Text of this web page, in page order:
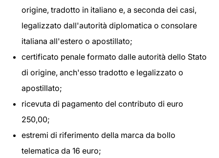
origine, tradotto in italiano e, a seconda dei casi,
legalizzato dall'autorità diplomatica o consolare
italiana all'estero o apostillato;
certificato penale formato dalle autorità dello Stato
di origine, anch'esso tradotto e legalizzato o
apostillato;
ricevuta di pagamento del contributo di euro
250,00;
estremi di riferimento della marca da bollo
telematica da 16 euro;